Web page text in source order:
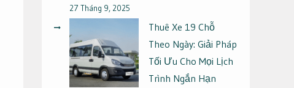
27 Tháng 9, 2025
Thuê Xe 19 Chỗ
Theo Ngày: Giải Pháp
Tối Ưu Cho Mọi Lịch
Trình Ngắn Hạn